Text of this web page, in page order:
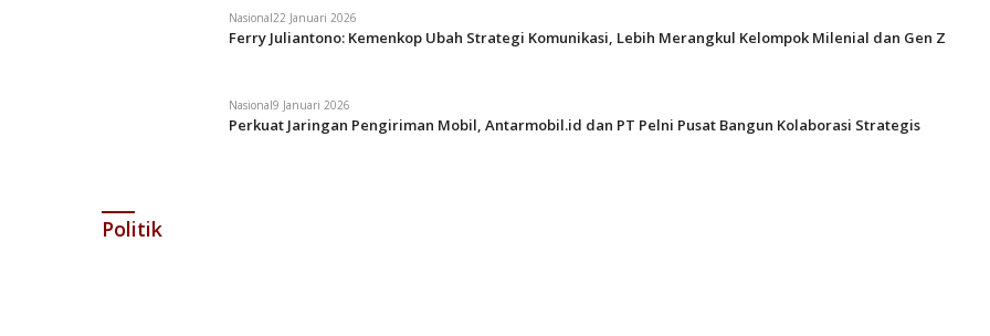
Nasional22 Januari 2026
Ferry Juliantono: Kemenkop Ubah Strategi Komunikasi, Lebih Merangkul Kelompok Milenial dan Gen Z
Nasional9 Januari 2026
Perkuat Jaringan Pengiriman Mobil, Antarmobil.id dan PT Pelni Pusat Bangun Kolaborasi Strategis
Politik